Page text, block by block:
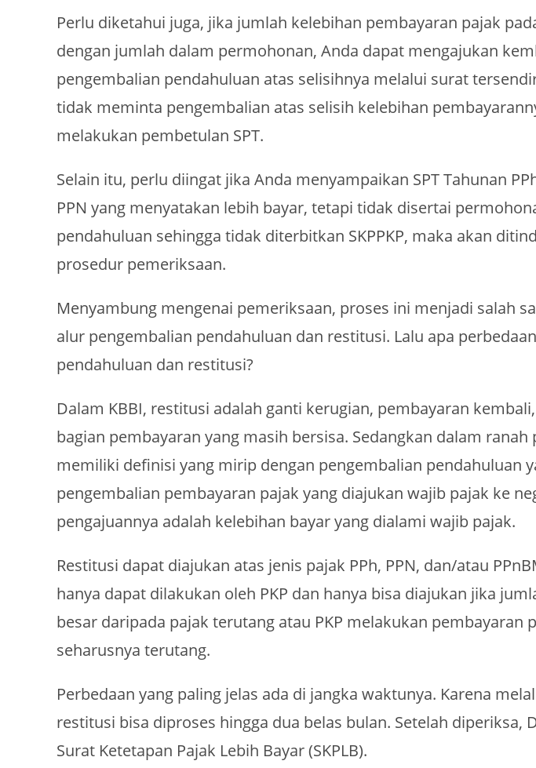
Perlu diketahui juga, jika jumlah kelebihan pembayaran pajak
dengan jumlah dalam permohonan, Anda dapat mengajukan
pengembalian pendahuluan atas selisihnya melalui surat
tidak meminta pengembalian atas selisih kelebihan
melakukan pembetulan SPT.
Selain itu, perlu diingat jika Anda menyampaikan SPT Tahunan
PPN yang menyatakan lebih bayar, tetapi tidak disertai
pendahuluan sehingga tidak diterbitkan SKPPKP, maka akan
prosedur pemeriksaan.
Menyambung mengenai pemeriksaan, proses ini menjadi salah
alur pengembalian pendahuluan dan restitusi. Lalu apa
pendahuluan dan restitusi?
Dalam KBBI, restitusi adalah ganti kerugian, pembayaran
bagian pembayaran yang masih bersisa. Sedangkan dalam
memiliki definisi yang mirip dengan pengembalian pendahuluan
pengembalian pembayaran pajak yang diajukan wajib pajak ke
pengajuannya adalah kelebihan bayar yang dialami wajib pajak.
Restitusi dapat diajukan atas jenis pajak PPh, PPN, dan/atau
hanya dapat dilakukan oleh PKP dan hanya bisa diajukan jika
besar daripada pajak terutang atau PKP melakukan pembayaran
seharusnya terutang.
Perbedaan yang paling jelas ada di jangka waktunya. Karena
restitusi bisa diproses hingga dua belas bulan. Setelah diperiksa,
Surat Ketetapan Pajak Lebih Bayar (SKPLB).